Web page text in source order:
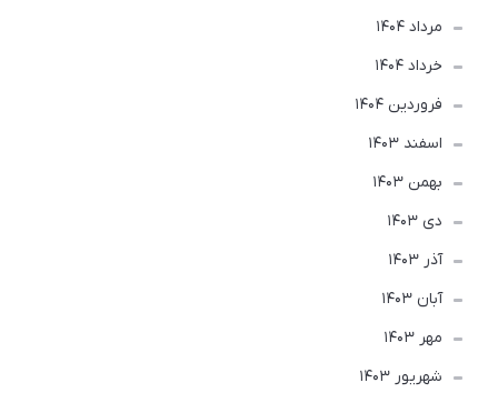
مرداد 1404
خرداد 1404
فروردین 1404
اسفند 1403
بهمن 1403
دی 1403
آذر 1403
آبان 1403
مهر 1403
شهریور 1403